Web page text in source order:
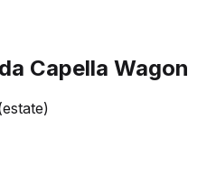
Capella Wagon